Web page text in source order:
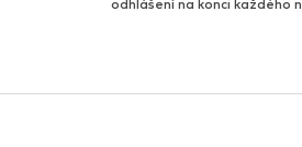
odhlášení na konci každého